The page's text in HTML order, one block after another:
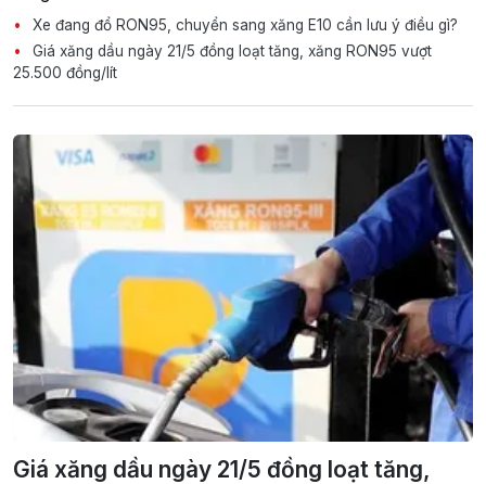
Xe đang đổ RON95, chuyển sang xăng E10 cần lưu ý điều gì?
Giá xăng dầu ngày 21/5 đồng loạt tăng, xăng RON95 vượt
25.500 đồng/lít
Giá xăng dầu ngày 21/5 đồng loạt tăng,